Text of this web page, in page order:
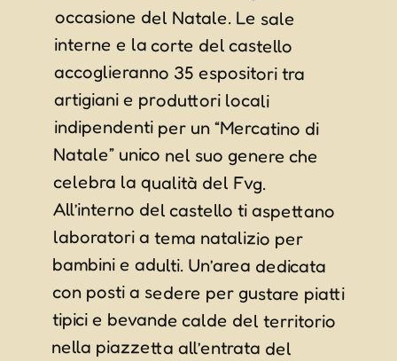
celebra la qualità del Fvg.
All’interno del castello ti aspettano
laboratori a tema natalizio per
bambini e adulti. Un’area dedicata
con posti a sedere per gustare piatti
tipici e bevande calde del territorio
nella piazzetta all’entrata del